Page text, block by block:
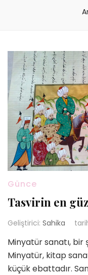
Günce
Tasvirin en
Geliştirici: Sahika
Minyatür sanatı, bir
Minyatür, kitap
küçük ebattadır.